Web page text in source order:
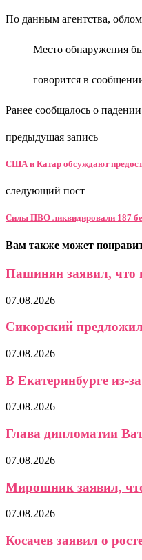
По данным агентства,
Место обнаружения
говорится в
Ранее сообщалось о
предыдущая запись
США и Катар обсуждают
следующий пост
Силы ПВО ликвидировали 187
Вам также может
Пашинян заявил, что
07.08.2026
Сикорский
07.08.2026
В Екатеринбурге из-
07.08.2026
Глава дипломатии
07.08.2026
Мирошник заявил,
07.08.2026
Косачев заявил о